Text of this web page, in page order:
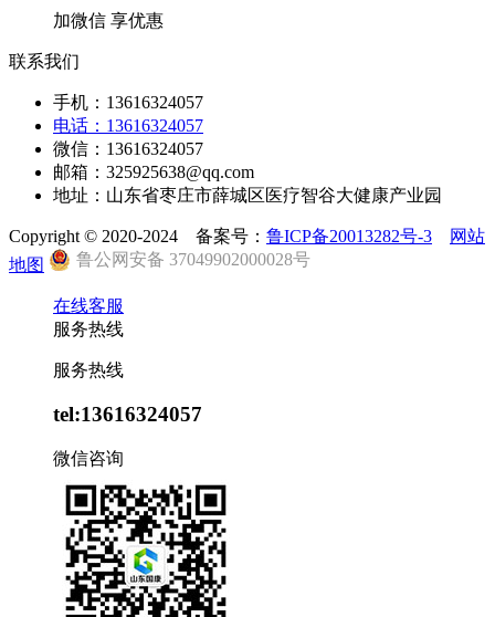
加微信 享优惠
联系我们
手机：13616324057
电话：13616324057
微信：13616324057
邮箱：325925638@qq.com
地址：山东省枣庄市薛城区医疗智谷大健康产业园
Copyright © 2020-2024 备案号： 鲁ICP备20013282号-3
网站
地图
鲁公网安备 37049902000028号
在线客服
服务热线
服务热线
tel:13616324057
微信咨询